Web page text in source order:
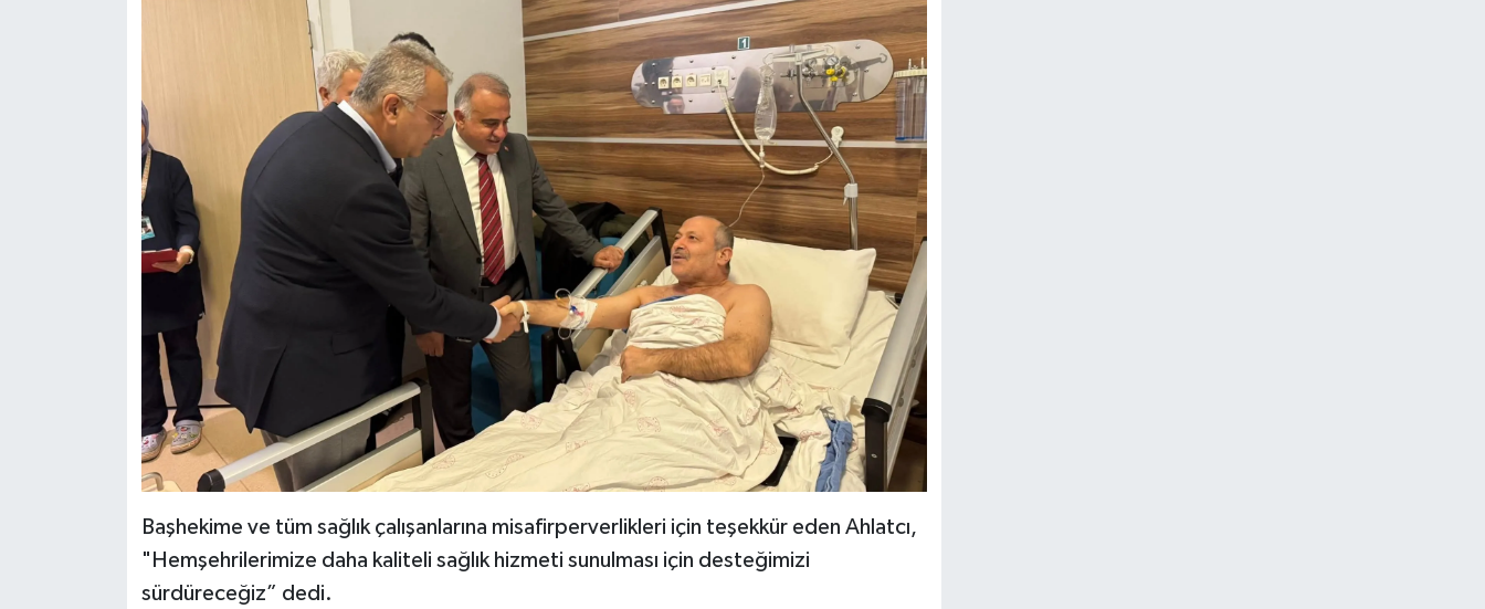
Başhekime ve tüm sağlık çalışanlarına misafirperverlikleri için teşekkür eden Ahlatcı,
"Hemşehrilerimize daha kaliteli sağlık hizmeti sunulması için desteğimizi
sürdüreceğiz” dedi.